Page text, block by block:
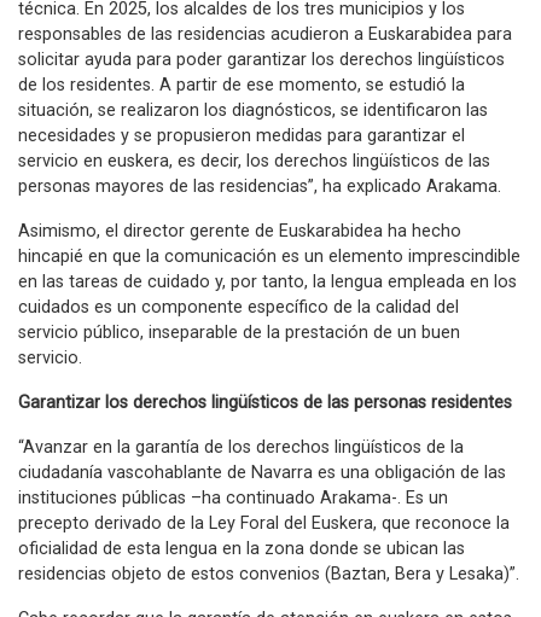
técnica. En 2025, los alcaldes de los tres municipios y los
responsables de las residencias acudieron a Euskarabidea para
solicitar ayuda para poder garantizar los derechos lingüísticos
de los residentes. A partir de ese momento, se estudió la
situación, se realizaron los diagnósticos, se identificaron las
necesidades y se propusieron medidas para garantizar el
servicio en euskera, es decir, los derechos lingüísticos de las
personas mayores de las residencias”, ha explicado Arakama.
Asimismo, el director gerente de Euskarabidea ha hecho
hincapié en que la comunicación es un elemento imprescindible
en las tareas de cuidado y, por tanto, la lengua empleada en los
cuidados es un componente específico de la calidad del
servicio público, inseparable de la prestación de un buen
servicio.
Garantizar los derechos lingüísticos de las personas residentes
“Avanzar en la garantía de los derechos lingüísticos de la
ciudadanía vascohablante de Navarra es una obligación de las
instituciones públicas –ha continuado Arakama-. Es un
precepto derivado de la Ley Foral del Euskera, que reconoce la
oficialidad de esta lengua en la zona donde se ubican las
residencias objeto de estos convenios (Baztan, Bera y Lesaka)”.